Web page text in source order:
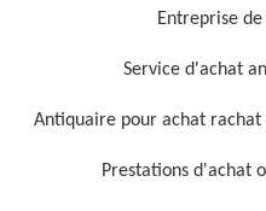
Entreprise
Service d'achat
Antiquaire pour achat rachat
Prestations d'achat